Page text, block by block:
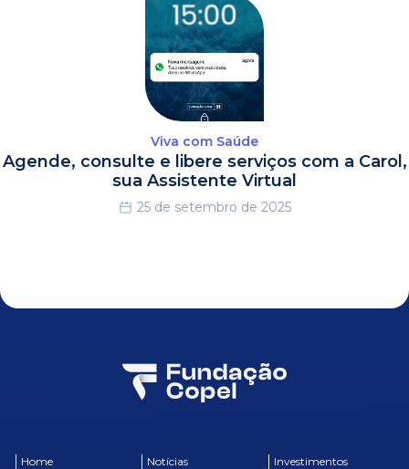
Viva com Saúde
Agende, consulte e libere serviços com a Carol,
sua Assistente Virtual
25 de setembro de 2025
Home Notícias Investimentos